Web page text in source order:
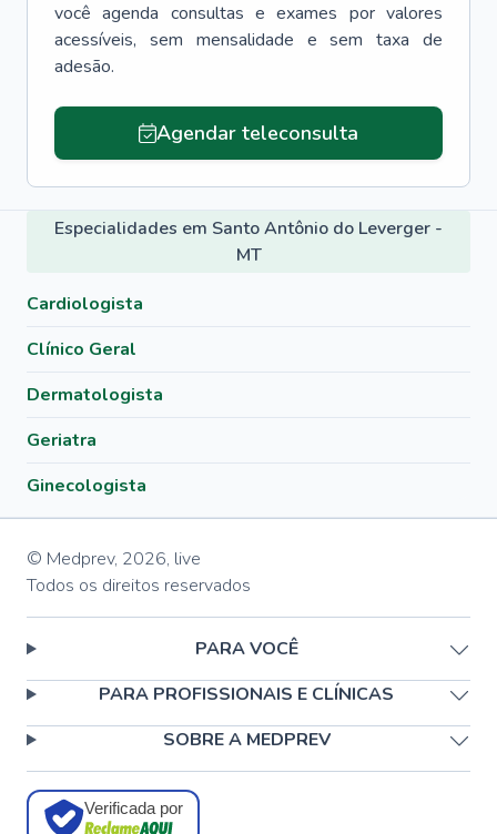
você agenda consultas e exames por valores
acessíveis, sem mensalidade e sem taxa de
adesão.
Agendar teleconsulta
Especialidades em Santo Antônio do Leverger -
MT
Cardiologista
Clínico Geral
Dermatologista
Geriatra
Ginecologista
© Medprev, 2026, live
Todos os direitos reservados
PARA VOCÊ
PARA PROFISSIONAIS E CLÍNICAS
SOBRE A MEDPREV
Verificada por